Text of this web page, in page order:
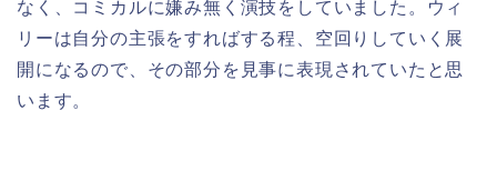
なく、コミカルに嫌み無く演技をしていました。ウィ
リーは自分の主張をすればする程、空回りしていく展
開になるので、その部分を見事に表現されていたと思
います。